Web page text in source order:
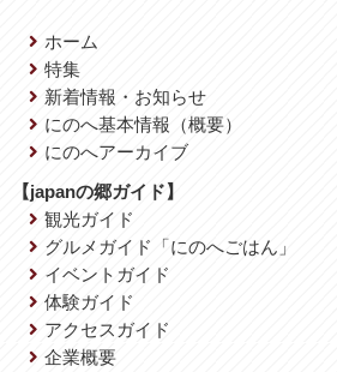
ホーム
特集
新着情報・お知らせ
にのへ基本情報（概要）
にのへアーカイブ
【japanの郷ガイド】
観光ガイド
グルメガイド「にのへごはん」
イベントガイド
体験ガイド
アクセスガイド
企業概要